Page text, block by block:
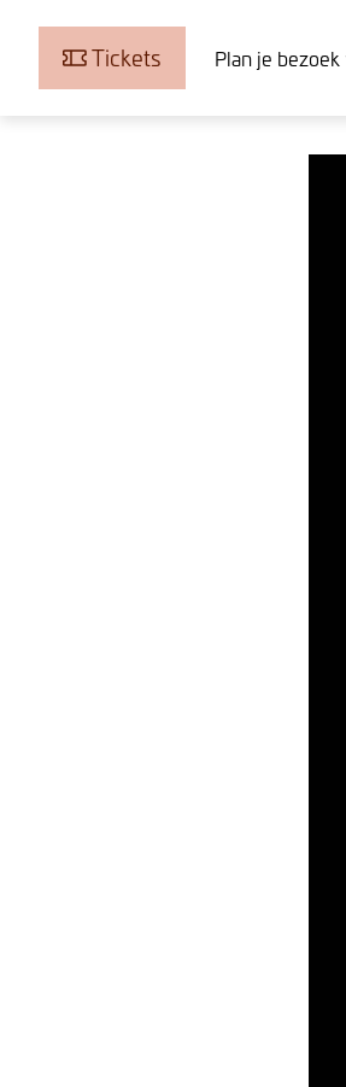
Tickets Plan je bezoek